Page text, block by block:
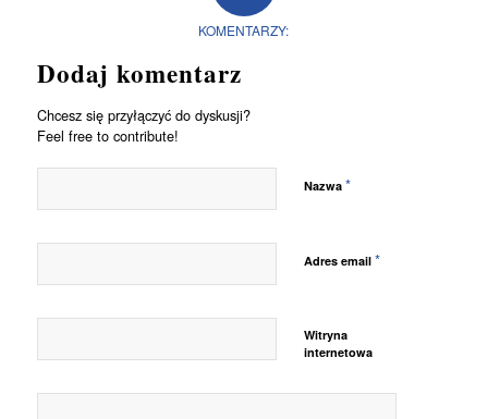
KOMENTARZY:
Dodaj komentarz
Chcesz się przyłączyć do dyskusji?
Feel free to contribute!
Nazwa *
Adres email *
Witryna
internetowa